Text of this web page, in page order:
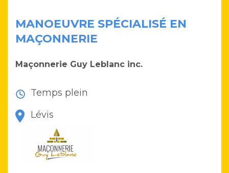
MANOEUVRE SPÉCIALISÉ EN
MAÇONNERIE
Maçonnerie Guy Leblanc inc.
Temps plein
Lévis